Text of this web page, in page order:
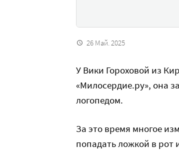
26 Май. 2025
У Вики Гороховой из
«Милосердие.ру», она
логопедом.
За это время многое
попадать ложкой в рот